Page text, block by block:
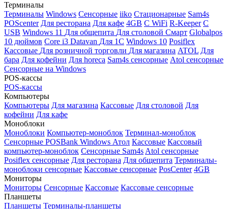
Терминалы
Терминалы Windows Сенсорные iiko Стационарные Sam4s
POScenter Для ресторана Для кафе 4GB С WiFi R-Keeper С
USB Windows 11 Для общепита Для столовой Смарт Globalpos
10 дюймов Core i3 Datavan Для 1С Windows 10 Posiflex
Кассовые Для розничной торговли Для магазина ATOL Для
бара Для кофейни Для horeca Sam4s сенсорные Atol сенсорные
Сенсорные на Windows
POS-кассы
POS-кассы
Компьютеры
Компьютеры Для магазина Кассовые Для столовой Для
кофейни Для кафе
Моноблоки
Моноблоки Компьютер-моноблок Терминал-моноблок
Сенсорные POSBank Windows Атол Кассовые Кассовый
компьютер-моноблок Сенсорные Sam4s Atol сенсорные
Posiflex сенсорные Для ресторана Для общепита Терминалы-
моноблоки сенсорные Кассовые сенсорные PosCenter 4GB
Мониторы
Мониторы Сенсорные Кассовые Кассовые сенсорные
Планшеты
Планшеты Терминалы-планшеты